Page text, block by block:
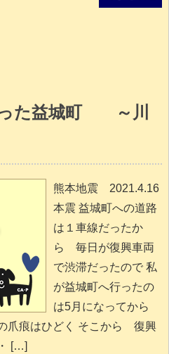
った益城町 ～川
熊本地震 2021.4.16
本震 益城町への道路
は１車線だったか
ら 毎日が復興車両
で渋滞だったので 私
が益城町へ行ったの
は5月になってから
爪痕はひどく そこから 復興
[…]